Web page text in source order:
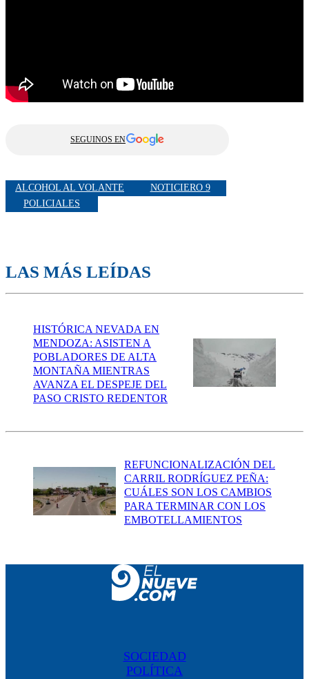
SEGUINOS EN
ALCOHOL AL VOLANTE
NOTICIERO 9
POLICIALES
LAS MÁS LEÍDAS
HISTÓRICA NEVADA EN
MENDOZA: ASISTEN A
POBLADORES DE ALTA
MONTAÑA MIENTRAS
AVANZA EL DESPEJE DEL
PASO CRISTO REDENTOR
REFUNCIONALIZACIÓN DEL
CARRIL RODRÍGUEZ PEÑA:
CUÁLES SON LOS CAMBIOS
PARA TERMINAR CON LOS
EMBOTELLAMIENTOS
SOCIEDAD
POLÍTICA